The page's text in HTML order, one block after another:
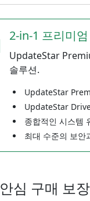
2-in-1 프리미
UpdateStar
솔루션.
UpdateStar
UpdateStar
종합적인 시스템
최대 수준의 보안
안심 구매 보장